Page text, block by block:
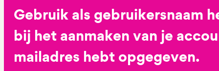
Gebruik als gebruikersnaam
bij het aanmaken van je
mailadres hebt opgegeven.